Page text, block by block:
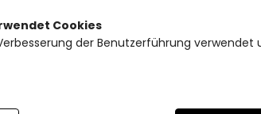
Cookies
der Benutzerführung verwendet